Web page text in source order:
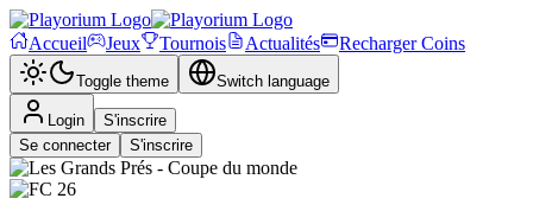
Accueil Jeux Tournois Actualités Recharger Coins
Toggle theme Switch language
Login
S'inscrire
Se connecter
S'inscrire